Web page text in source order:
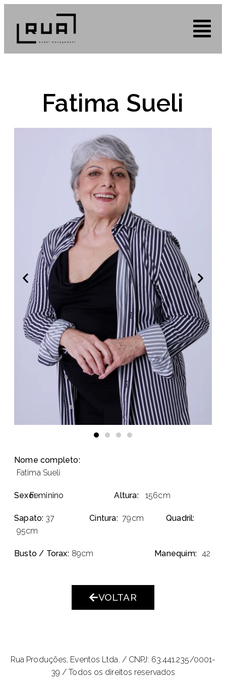
Fatima Sueli
Nome completo:
Fatima Sueli
Sexo:Feminino Altura: 156cm
Sapato: 37 Cintura: 79cm
Quadril:
95cm
Busto / Torax: 89cm Manequim: 42
VOLTAR
Rua Produções, Eventos Ltda. / CNPJ: 63.441.235/0001-
39 / Todos os direitos reservados